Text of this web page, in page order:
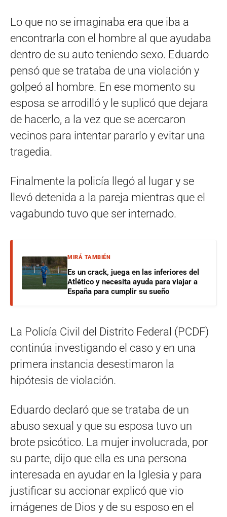
Lo que no se imaginaba era que iba a
encontrarla con el hombre al que ayudaba
dentro de su auto teniendo sexo. Eduardo
pensó que se trataba de una violación y
golpeó al hombre. En ese momento su
esposa se arrodilló y le suplicó que dejara
de hacerlo, a la vez que se acercaron
vecinos para intentar pararlo y evitar una
tragedia.
Finalmente la policía llegó al lugar y se
llevó detenida a la pareja mientras que el
vagabundo tuvo que ser internado.
MIRÁ TAMBIÉN
Es un crack, juega en las inferiores del
Atlético y necesita ayuda para viajar a
España para cumplir su sueño
La Policía Civil del Distrito Federal (PCDF)
continúa investigando el caso y en una
primera instancia desestimaron la
hipótesis de violación.
Eduardo declaró que se trataba de un
abuso sexual y que su esposa tuvo un
brote psicótico. La mujer involucrada, por
su parte, dijo que ella es una persona
interesada en ayudar en la Iglesia y para
justificar su accionar explicó que vio
imágenes de Dios y de su esposo en el